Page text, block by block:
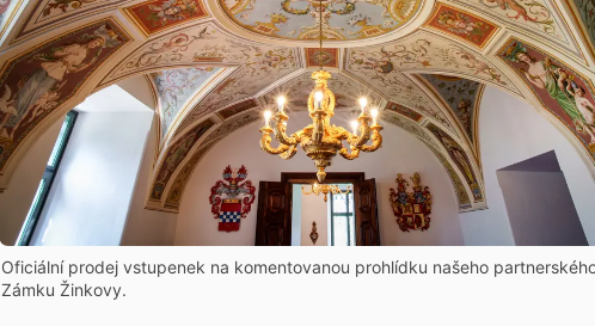
Oficiální prodej vstupenek na komentovanou prohlídku našeho
Zámku Žinkovy.